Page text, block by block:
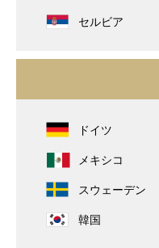
セルビア
ドイツ
メキシコ
スウェーデン
韓国